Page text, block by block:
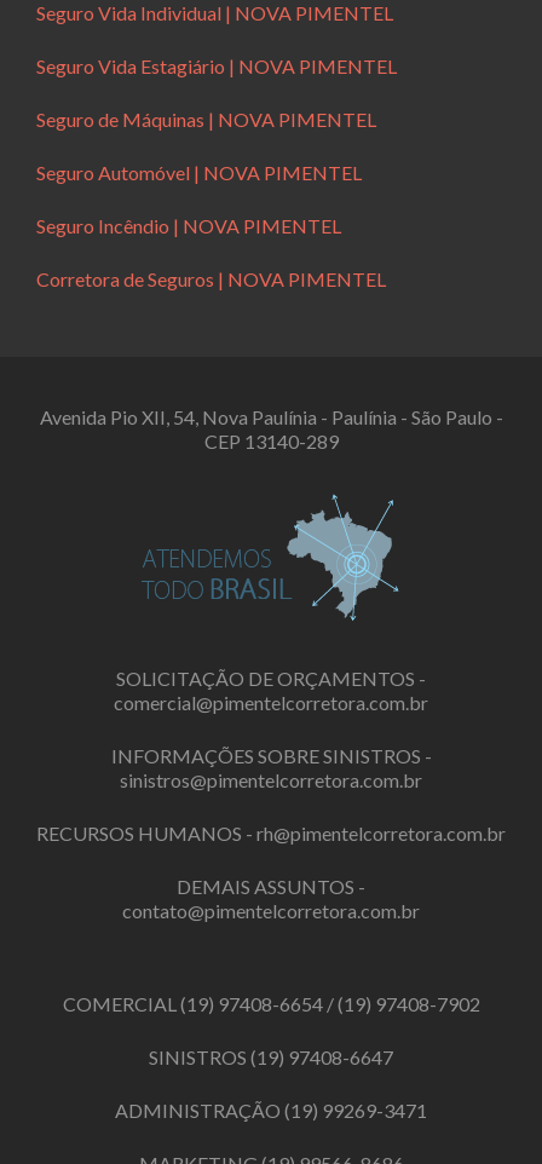
Seguro Vida Individual | NOVA PIMENTEL
Seguro Vida Estagiário | NOVA PIMENTEL
Seguro de Máquinas | NOVA PIMENTEL
Seguro Automóvel | NOVA PIMENTEL
Seguro Incêndio | NOVA PIMENTEL
Corretora de Seguros | NOVA PIMENTEL
Avenida Pio XII, 54, Nova Paulínia - Paulínia - São Paulo -
CEP 13140-289
SOLICITAÇÃO DE ORÇAMENTOS -
comercial@pimentelcorretora.com.br
INFORMAÇÕES SOBRE SINISTROS -
sinistros@pimentelcorretora.com.br
RECURSOS HUMANOS - rh@pimentelcorretora.com.br
DEMAIS ASSUNTOS -
contato@pimentelcorretora.com.br
COMERCIAL(19) 97408-6654/(19) 97408-7902
SINISTROS (19) 97408-6647
ADMINISTRAÇÃO (19) 99269-3471